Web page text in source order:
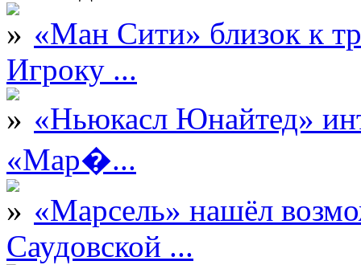
«Ман Сити» близок к
Игроку ...
«Ньюкасл Юнайтед»
«Мар�...
«Марсель» нашёл
Саудовской ...